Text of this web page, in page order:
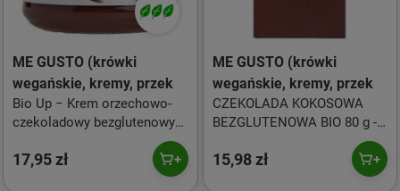
ME GUSTO (krówki
wegańskie, kremy, przek
Bio Up − Krem orzechowo-
czekoladowy bezglutenowy
17,95 zł
ME GUSTO (krówki
wegańskie, kremy, przek
CZEKOLADA KOKOSOWA
BEZGLUTENOWA BIO 80 g -
ME GUSTO (SUPER FUDGIO)
15,98 zł